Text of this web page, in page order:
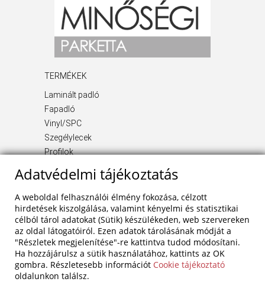
TERMÉKEK
Laminált padló
Fapadló
Vinyl/SPC
Szegélylecek
Profilok
Kiegészítő termékek
Rólunk
Blog
Szolgáltatások
Referenciák
Akciók
Kapcsolat
Adatvédelmi tájékoztatás
A weboldal felhasználói élmény fokozása, célzott
hirdetések kiszolgálása, valamint kényelmi és statisztikai
célból tárol adatokat (Sütik) készülékeden, web szervereken
az oldal látogatóiról. Ezen adatok tárolásának módját a
"Részletek megjelenítése"-re kattintva tudod módosítani.
Ha hozzájárulsz a sütik használatához, kattints az OK
gombra. Részletesebb információt Cookie tájékoztató
oldalunkon találsz.